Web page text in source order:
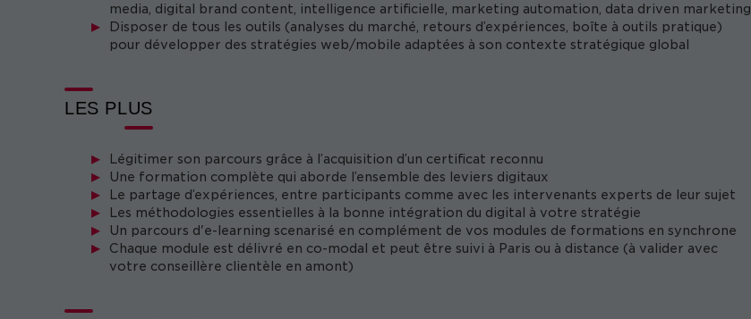
media, digital brand content, intelligence artificielle, marketing automation, data driven marketing
Disposer de tous les outils (analyses du marché, retours d’expériences, boîte à outils pratique)
pour développer des stratégies web/mobile adaptées à son contexte stratégique global
LES PLUS
Légitimer son parcours grâce à l’acquisition d’un certificat reconnu
Une formation complète qui aborde l’ensemble des leviers digitaux
Le partage d’expériences, entre participants comme avec les intervenants experts de leur sujet
Les méthodologies essentielles à la bonne intégration du digital à votre stratégie
Un parcours d'e-learning scenarisé en complément de vos modules de formations en synchrone
Chaque module est délivré en co-modal et peut être suivi à Paris ou à distance (à valider avec
votre conseillère clientèle en amont)